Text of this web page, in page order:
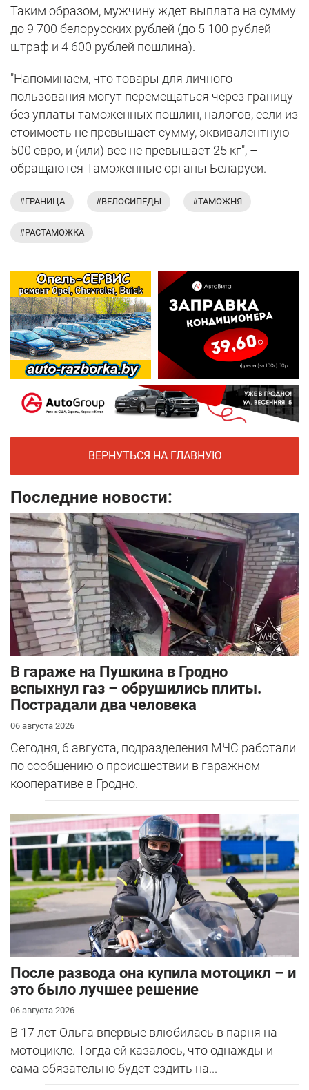
Таким образом, мужчину ждет выплата на сумму
до 9 700 белорусских рублей (до 5 100 рублей
штраф и 4 600 рублей пошлина).
"Напоминаем, что товары для личного
пользования могут перемещаться через границу
без уплаты таможенных пошлин, налогов, если из
стоимость не превышает сумму, эквивалентную
500 евро, и (или) вес не превышает 25 кг", –
обращаются Таможенные органы Беларуси.
#ГРАНИЦА #ВЕЛОСИПЕДЫ #ТАМОЖНЯ
#РАСТАМОЖКА
ВЕРНУТЬСЯ НА ГЛАВНУЮ
Последние новости:
В гараже на Пушкина в Гродно
вспыхнул газ – обрушились плиты.
Пострадали два человека
06 августа 2026
Сегодня, 6 августа, подразделения МЧС работали
по сообщению о происшествии в гаражном
кооперативе в Гродно.
После развода она купила мотоцикл – и
это было лучшее решение
06 августа 2026
В 17 лет Ольга впервые влюбилась в парня на
мотоцикле. Тогда ей казалось, что однажды и
сама обязательно будет ездить на...